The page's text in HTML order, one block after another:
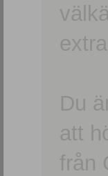
Du
att
från